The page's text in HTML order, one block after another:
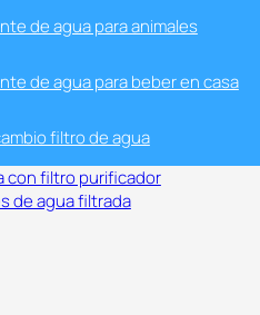
de agua para animales
de agua para beber en casa
filtro de agua
con filtro purificador
de agua filtrada